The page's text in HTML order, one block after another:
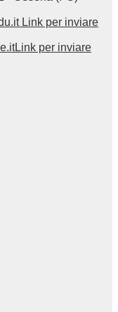
Link per inviare
Link per inviare